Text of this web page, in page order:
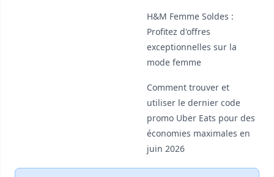
H&M Femme Soldes :
Profitez d'offres
exceptionnelles sur la
mode femme
Comment trouver et
utiliser le dernier code
promo Uber Eats pour des
économies maximales en
juin 2026